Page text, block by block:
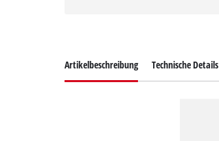
Artikelbeschreibung Technische Details